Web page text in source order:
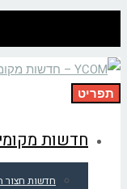
תפריט
חדשות
חדשות חצור